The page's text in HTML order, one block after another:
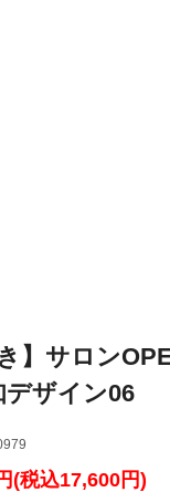
】サロン
ザイン06
(税込17,600円)